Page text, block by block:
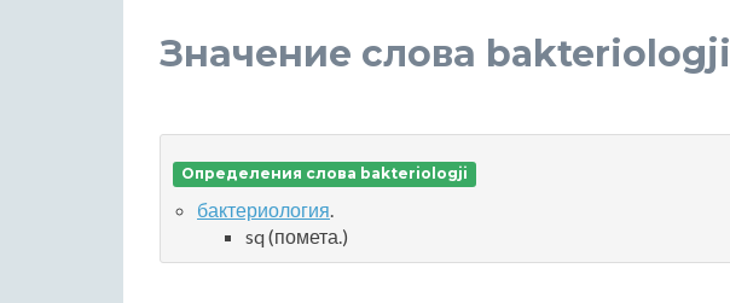
Значение слова bakteriologji
Определения слова bakteriologji
бактериология.
sq (помета.)